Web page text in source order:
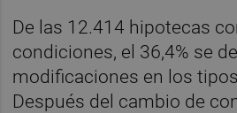
De las 12.414 hipotecas
condiciones, el 36,4% se
modificaciones en los
Después del cambio de